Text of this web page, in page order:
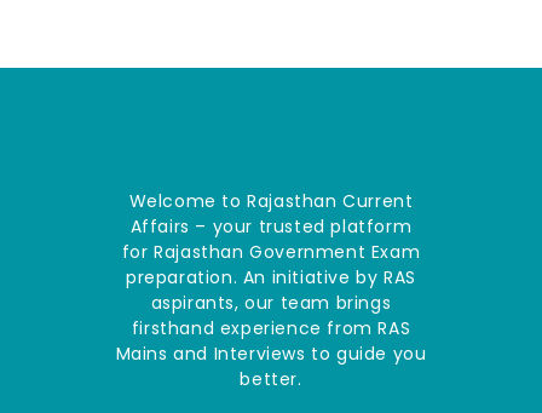
Welcome to Rajasthan Current
Affairs – your trusted platform
for Rajasthan Government Exam
preparation. An initiative by RAS
aspirants, our team brings
firsthand experience from RAS
Mains and Interviews to guide you
better.